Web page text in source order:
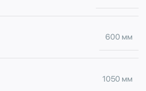
600 мм
1050 мм